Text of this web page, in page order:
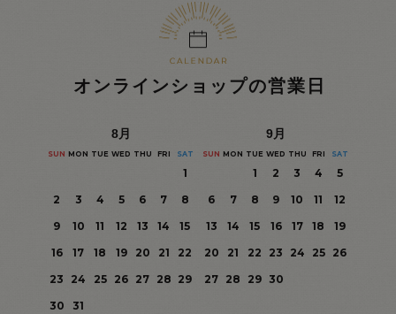
オンラインショップの営業日
8月
SUN MON TUE WED THU FRI SAT
1
2
3 4 5 6 7
8
9
10 11 12 13 14
15
16
17 18 19 20 21
22
23
24 25 26 27 28 29
30
31
9月
SUN MON TUE WED THU FRI SAT
1 2 3 4
5
6
7 8 9 10 11
12
13
14 15 16 17 18
19
20
21 22 23 24 25
26
27 28 29 30